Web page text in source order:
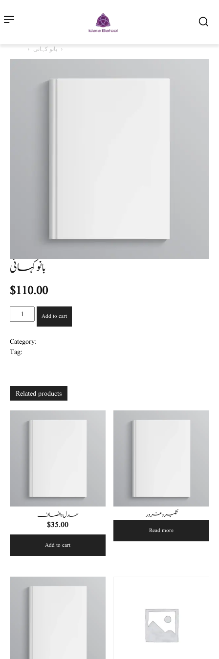
بانو کہانی
بانو کہانی
$110.00
کہانی
Add to cart
Category:
Tag:
Related products
عدل و انصاف
$35.00
Add to cart
تکبر و غرور
Read more